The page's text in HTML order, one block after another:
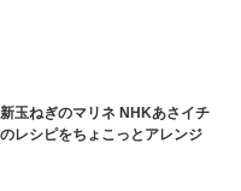
新玉ねぎのマリネ NHKあさイチ
のレシピをちょこっとアレンジ